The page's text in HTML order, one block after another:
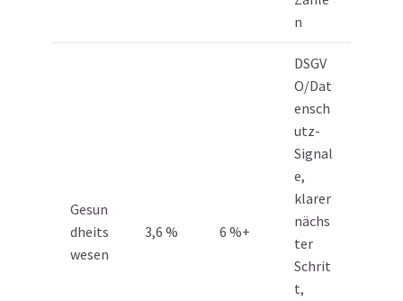
n
Gesun
dheits
wesen
3,6 % 6 %+
DSGV
O/Dat
ensch
utz-
Signal
e,
klarer
nächs
ter
Schrit
t,